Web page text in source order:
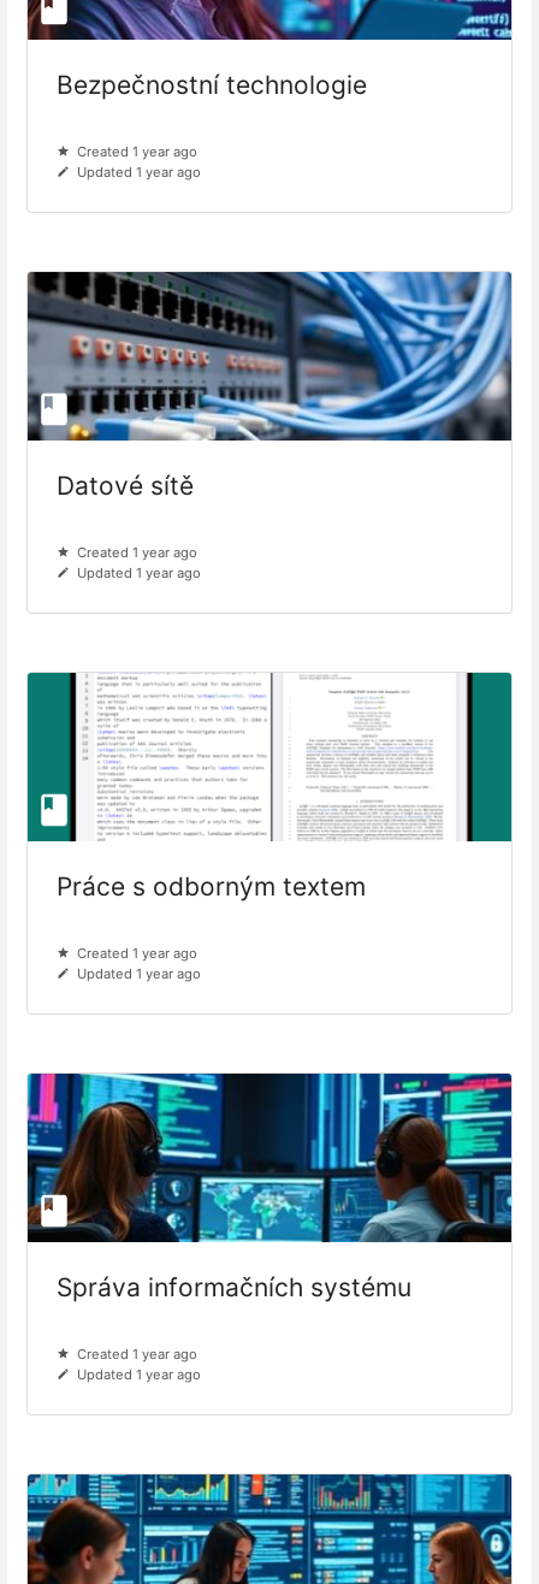
Bezpečnostní technologie
Created 1 year ago
Updated 1 year ago
Datové sítě
Created 1 year ago
Updated 1 year ago
Práce s odborným textem
Created 1 year ago
Updated 1 year ago
Správa informačních systému
Created 1 year ago
Updated 1 year ago